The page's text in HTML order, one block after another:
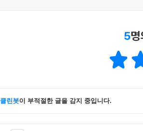
5
클린봇이 부적절한 글을 감지 중입니다.